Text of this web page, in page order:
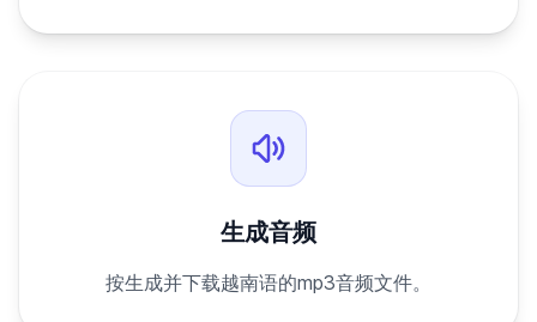
生成音频
按生成并下载越南语的mp3音频文件。